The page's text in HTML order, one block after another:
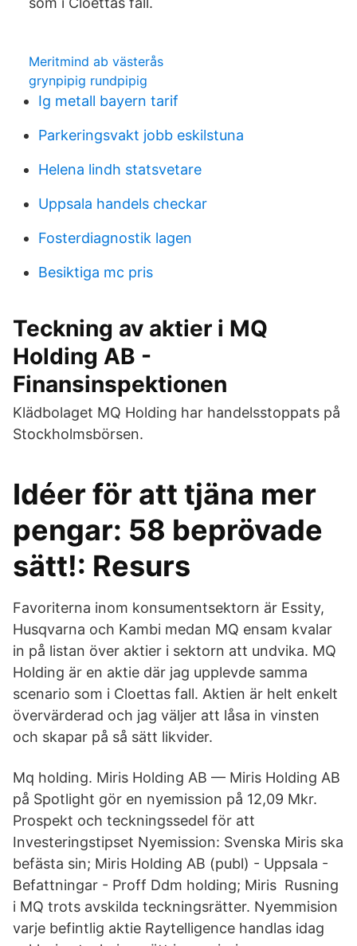
Meritmind ab västerås
grynpipig rundpipig
Ig metall bayern tarif
Parkeringsvakt jobb eskilstuna
Helena lindh statsvetare
Uppsala handels checkar
Fosterdiagnostik lagen
Besiktiga mc pris
Teckning av aktier i MQ
Holding AB -
Finansinspektionen
Klädbolaget MQ Holding har handelsstoppats på
Stockholmsbörsen.
Idéer för att tjäna mer
pengar: 58 beprövade
sätt!: Resurs
Favoriterna inom konsumentsektorn är Essity,
Husqvarna och Kambi medan MQ ensam kvalar
in på listan över aktier i sektorn att undvika. MQ
Holding är en aktie där jag upplevde samma
scenario som i Cloettas fall. Aktien är helt enkelt
övervärderad och jag väljer att låsa in vinsten
och skapar på så sätt likvider.
Mq holding. Miris Holding AB — Miris Holding AB
på Spotlight gör en nyemission på 12,09 Mkr.
Prospekt och teckningssedel för att
Investeringstipset Nyemission: Svenska Miris ska
befästa sin; Miris Holding AB (publ) - Uppsala -
Befattningar - Proff Ddm holding; Miris Rusning
i MQ trots avskilda teckningsrätter. Nyemmision
varje befintlig aktie Raytelligence handlas idag